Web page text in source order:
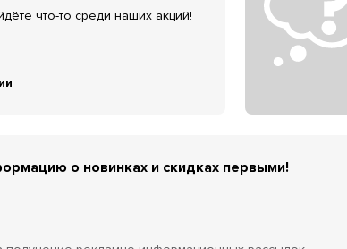
что-то среди наших акций!
о новинках и скидках первыми!